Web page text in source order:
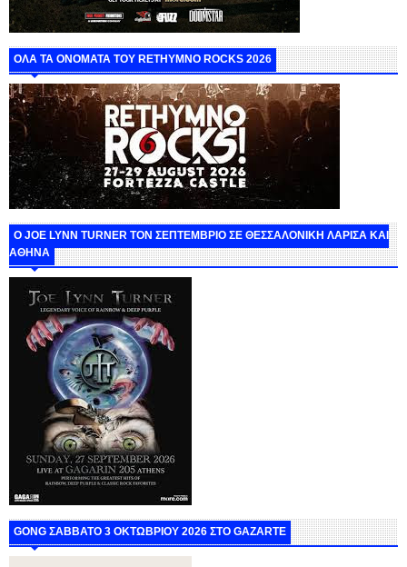
ΟΛΑ ΤΑ ΟΝΟΜΑΤΑ ΤΟΥ RETHYMNO ROCKS 2026
O JOE LYNN TURNER ΤΟΝ ΣΕΠΤΕΜΒΡΙΟ ΣΕ ΘΕΣΣΑΛΟΝΙΚΗ ΛΑΡΙΣΑ ΚΑΙ
ΑΘΗΝΑ
GONG ΣΑΒΒΑΤΟ 3 ΟΚΤΩΒΡΙΟΥ 2026 ΣΤΟ GAZARTE